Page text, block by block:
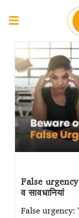
False
व सावधानियां
False urgency: